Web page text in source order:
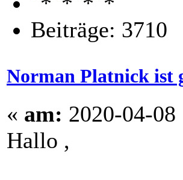
Beiträge: 3710
Norman Platnick ist
« am: 2020-04-
Hallo ,